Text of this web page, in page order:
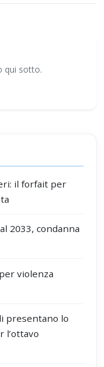
qui sotto.
il forfait per
2033, condanna
violenza
presentano lo
l’ottavo